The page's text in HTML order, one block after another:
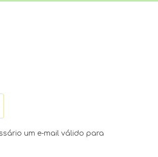
um e-mail válido para